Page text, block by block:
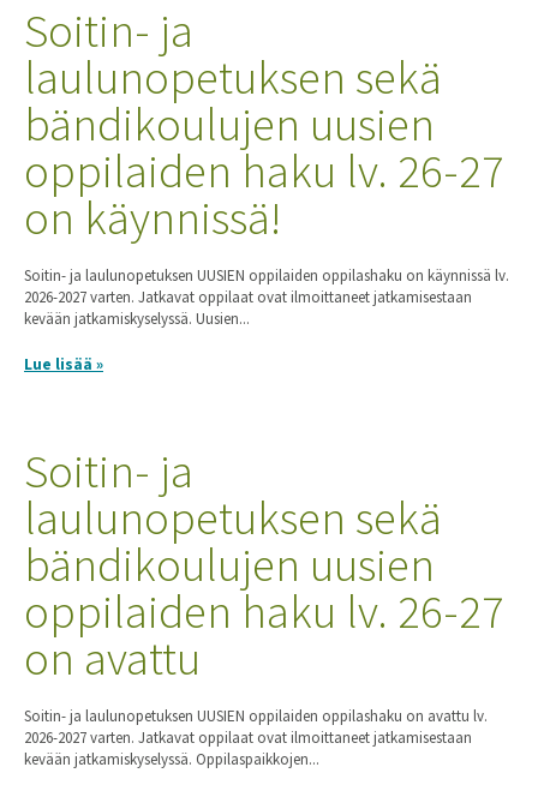
Soitin- ja
laulunopetuksen sekä
bändikoulujen uusien
oppilaiden haku lv. 26-27
on käynnissä!
Soitin- ja laulunopetuksen UUSIEN oppilaiden oppilashaku on käynnissä lv.
2026-2027 varten. Jatkavat oppilaat ovat ilmoittaneet jatkamisestaan
kevään jatkamiskyselyssä. Uusien...
Lue lisää »
Soitin- ja
laulunopetuksen sekä
bändikoulujen uusien
oppilaiden haku lv. 26-27
on avattu
Soitin- ja laulunopetuksen UUSIEN oppilaiden oppilashaku on avattu lv.
2026-2027 varten. Jatkavat oppilaat ovat ilmoittaneet jatkamisestaan
kevään jatkamiskyselyssä. Oppilaspaikkojen...